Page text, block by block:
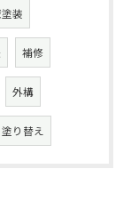
装
補修
外構
塗り替え